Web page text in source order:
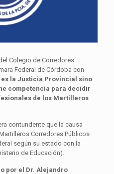
Colegio de Corredores
Federal de Córdoba con
es la Justicia Provincial sino
competencia para decidir
de los Martilleros
contundente que la causa
Corredores Públicos
según su estado con la
de Educación).
por el Dr. Alejandro